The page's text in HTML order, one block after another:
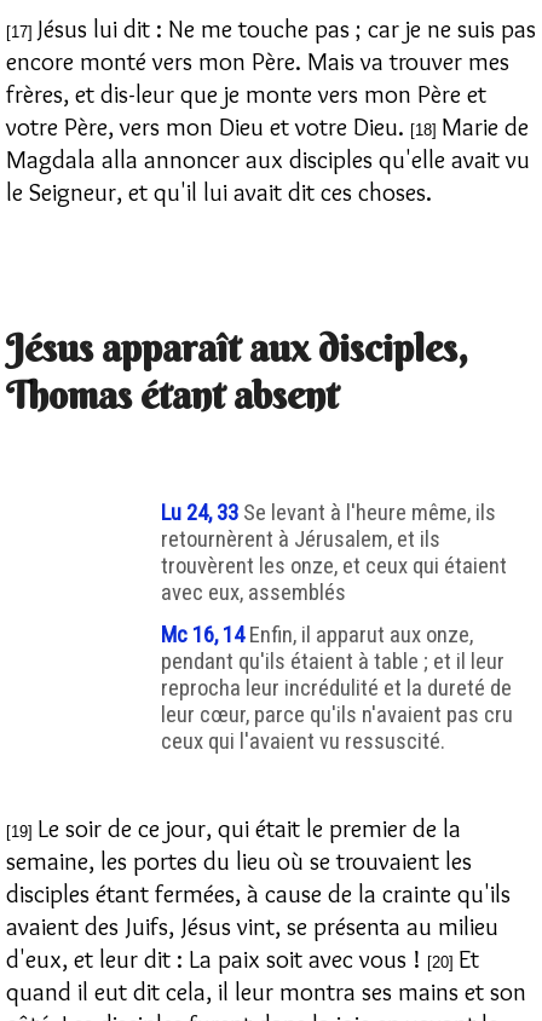
[17] Jésus lui dit : Ne me touche pas ; car je ne suis pas
encore monté vers mon Père. Mais va trouver mes
frères, et dis-leur que je monte vers mon Père et
votre Père, vers mon Dieu et votre Dieu. [18] Marie de
Magdala alla annoncer aux disciples qu'elle avait vu
le Seigneur, et qu'il lui avait dit ces choses.
Jésus apparaît aux disciples,
Thomas étant absent
Lu 24, 33 Se levant à l'heure même, ils
retournèrent à Jérusalem, et ils
trouvèrent les onze, et ceux qui étaient
avec eux, assemblés
Mc 16, 14Enfin, il apparut aux onze,
pendant qu'ils étaient à table ; et il leur
reprocha leur incrédulité et la dureté de
leur cœur, parce qu'ils n'avaient pas cru
ceux qui l'avaient vu ressuscité.
[19] Le soir de ce jour, qui était le premier de la
semaine, les portes du lieu où se trouvaient les
disciples étant fermées, à cause de la crainte qu'ils
avaient des Juifs, Jésus vint, se présenta au milieu
d'eux, et leur dit : La paix soit avec vous ! [20] Et
quand il eut dit cela, il leur montra ses mains et son